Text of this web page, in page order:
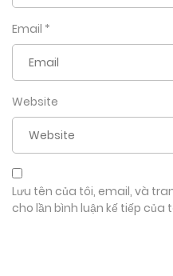
Email *
Website
Lưu tên của tôi, email, và
cho lần bình luận kế tiếp của